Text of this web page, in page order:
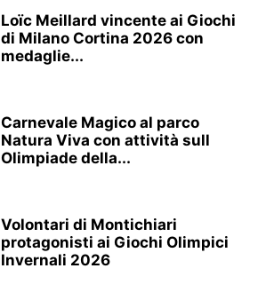
Loïc Meillard vincente ai Giochi
di Milano Cortina 2026 con
medaglie...
Carnevale Magico al parco
Natura Viva con attività sull
Olimpiade della...
Volontari di Montichiari
protagonisti ai Giochi Olimpici
Invernali 2026